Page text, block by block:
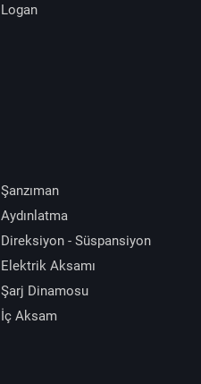
Logan
Şanzıman
Aydınlatma
Direksiyon - Süspansiyon
Elektrik Aksamı
Şarj Dinamosu
İç Aksam